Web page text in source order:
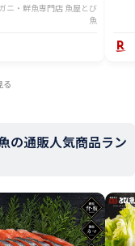
ニ・鮮魚専門店 魚屋とび
魚
る
の通販人気商品ラン